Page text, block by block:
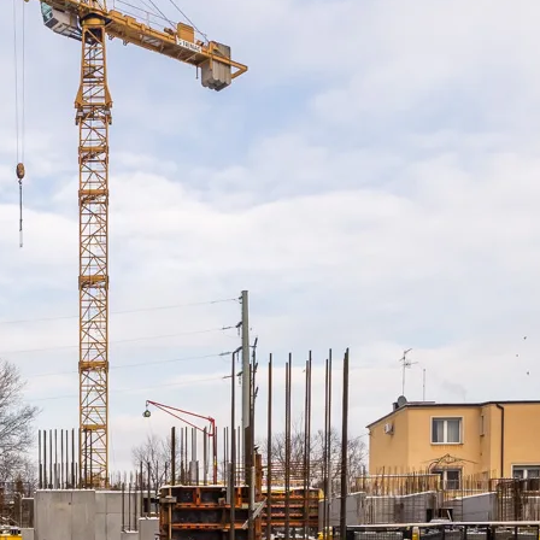
Serwisie, przetwarzane są
przez Partnerów
osobowych, ich
a także prawo do
plikach cookie
z Serwisu dostępne
plików cookie przez
dobrowolne. Możesz
panelu
plików cookie